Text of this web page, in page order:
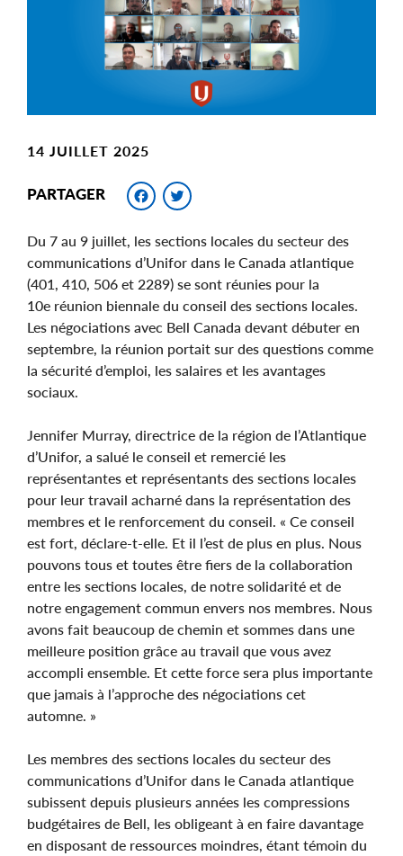
14 JUILLET 2025
PARTAGER Facebook
Du 7 au 9 juillet, les sections locales du secteur des
communications d’Unifor dans le Canada atlantique
(401, 410, 506 et 2289) se sont réunies pour la
10e réunion biennale du conseil des sections locales.
Les négociations avec Bell Canada devant débuter en
septembre, la réunion portait sur des questions comme
la sécurité d’emploi, les salaires et les avantages
sociaux.
Jennifer Murray, directrice de la région de l’Atlantique
d’Unifor, a salué le conseil et remercié les
représentantes et représentants des sections locales
pour leur travail acharné dans la représentation des
membres et le renforcement du conseil. « Ce conseil
est fort, déclare-t-elle. Et il l’est de plus en plus. Nous
pouvons tous et toutes être fiers de la collaboration
entre les sections locales, de notre solidarité et de
notre engagement commun envers nos membres. Nous
avons fait beaucoup de chemin et sommes dans une
meilleure position grâce au travail que vous avez
accompli ensemble. Et cette force sera plus importante
que jamais à l’approche des négociations cet
automne. »
Les membres des sections locales du secteur des
communications d’Unifor dans le Canada atlantique
subissent depuis plusieurs années les compressions
budgétaires de Bell, les obligeant à en faire davantage
en disposant de ressources moindres, étant témoin du